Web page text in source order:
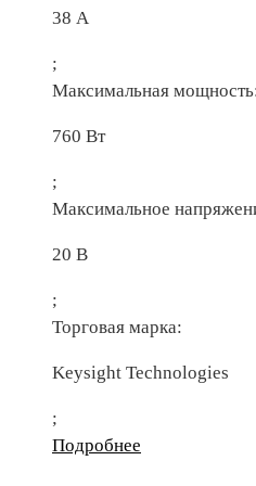
38 А
;
Максимальная
760 Вт
;
Максимальное
20 В
;
Торговая марка:
Keysight Technologies
;
Подробнее